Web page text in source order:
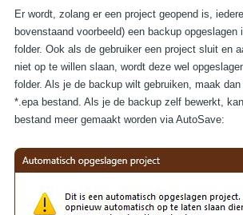
Er wordt, zolang er een project geopend is,
bovenstaand voorbeeld) een backup opgeslagen
folder. Ook als de gebruiker een project sluit en
nietop te willen slaan, wordt deze wel
folder. Als je de backup wilt gebruiken, maak
*.epa bestand. Als je de backup zelf bewerkt,
bestand meer gemaakt worden via AutoSave: